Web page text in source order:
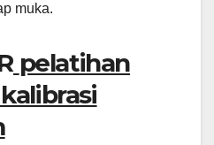
muka.
pelatihan